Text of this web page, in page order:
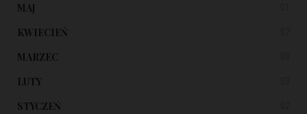
MAJ
KWIECIEŃ
MARZEC
LUTY
STYCZEŃ